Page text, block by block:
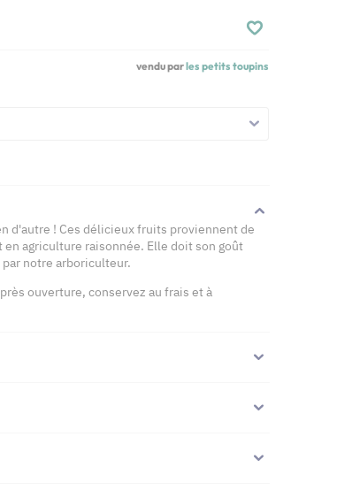
vendu parles petits toupins
d'autre ! Ces délicieux fruits proviennent de
agriculture raisonnée. Elle doit son goût
notre arboriculteur.
ouverture, conservez au frais et à